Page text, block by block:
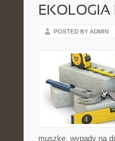
EKOLOGIA
POSTED BY ADMIN
muszkę, wypady na